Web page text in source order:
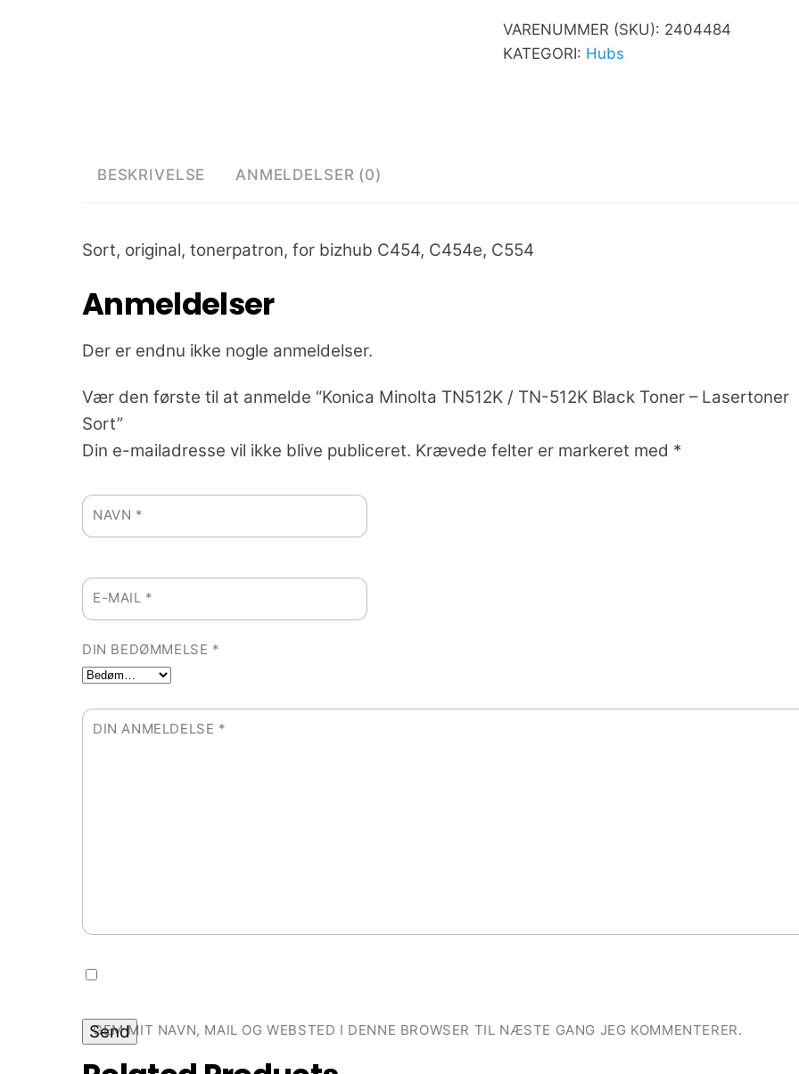
VARENUMMER (SKU): 2404484
KATEGORI: Hubs
BESKRIVELSE ANMELDELSER (0)
Sort, original, tonerpatron, for bizhub C454, C454e, C554
Anmeldelser
Der er endnu ikke nogle anmeldelser.
Vær den første til at anmelde “Konica Minolta TN512K / TN-512K Black Toner – Lasertoner
Sort”
Din e-mailadresse vil ikke blive publiceret. Krævede felter er markeret med *
NAVN *
E-MAIL *
DIN BEDØMMELSE *
DIN ANMELDELSE *
GEM MIT NAVN, MAIL OG WEBSTED I DENNE BROWSER TIL NÆSTE GANG JEG KOMMENTERER.